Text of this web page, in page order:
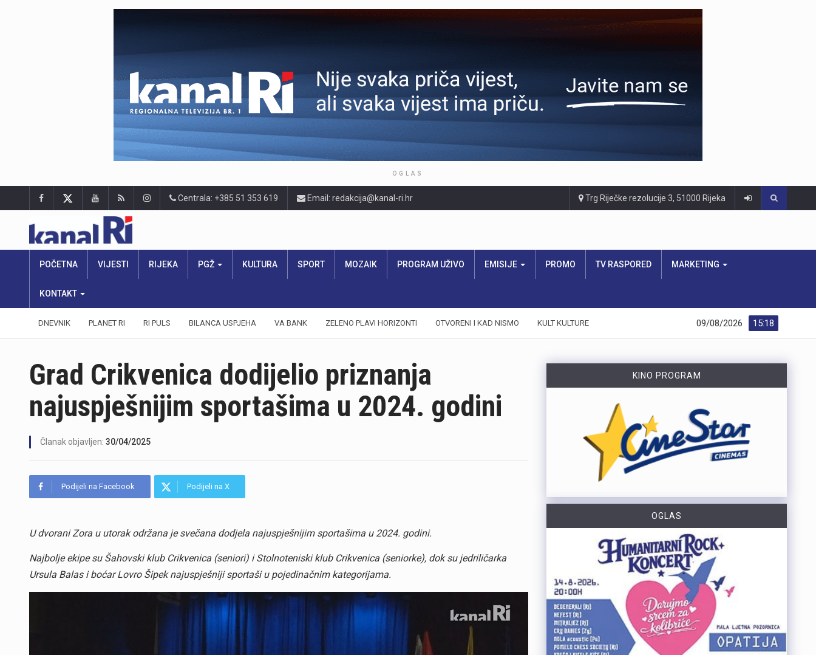
OGLAS
Centrala: +385 51 353 619 Email: redakcija@kanal-ri.hr Trg Riječke rezolucije 3, 51000 Rijeka
POČETNA VIJESTI RIJEKA PGŽ KULTURA SPORT MOZAIK PROGRAM UŽIVO EMISIJE PROMO TV RASPORED MARKETING
KONTAKT
DNEVNIK PLANET RI RI PULS BILANCA USPJEHA VA BANK ZELENO PLAVI HORIZONTI OTVORENI I KAD NISMO KULT KULTURE 15:18
09/08/2026
Grad Crikvenica dodijelio priznanja
najuspješnijim sportašima u 2024. godini
Članak objavljen: 30/04/2025
Podijeli na Facebook Podijeli na X
U dvorani Zora u utorak održana je svečana dodjela najuspješnijim sportašima u 2024. godini.
Najbolje ekipe su Šahovski klub Crikvenica (seniori) i Stolnoteniski klub Crikvenica (seniorke), dok su jedriličarka
Ursula Balas i boćar Lovro Šipek najuspješniji sportaši u pojedinačnim kategorijama.
KINO PROGRAM
OGLAS